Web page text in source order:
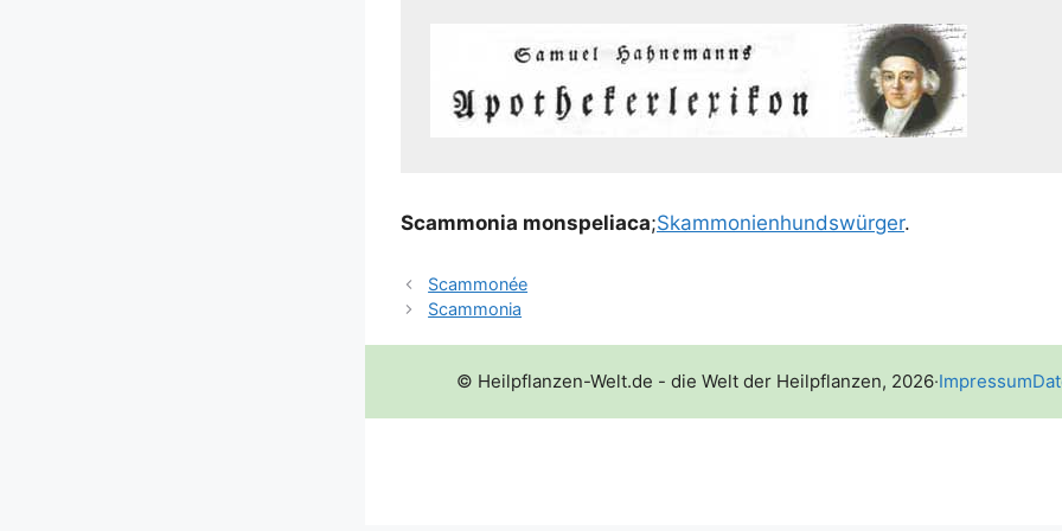
Scam­mo­nia mon­spe­li­a­ca;Skam­mo­nien­hunds­wür­ger.
Scammonée
Scammonia
© Heilpflanzen-Welt.de - die Welt der Heilpflanzen, 2026·Impressum